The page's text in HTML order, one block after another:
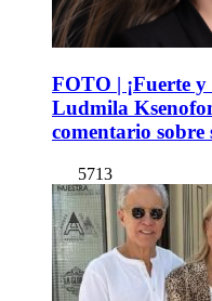
FOTO | ¡Fuerte
Ludmila
comentario sobre
5713